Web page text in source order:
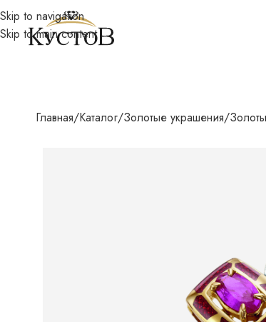
Skip to navigation
Skip to main content
Главная Каталог Золотые украшения